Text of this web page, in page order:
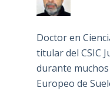
Doctor en
titular del CSIC
durante
Europeo de